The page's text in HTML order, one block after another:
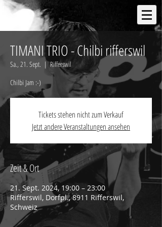
TIMANI TRIO - Chilbi rifferswil
Sa., 21. Sept.
  |
Rifferswil
Chilbi Jam :-)
Tickets stehen nicht zum Verkauf
Jetzt andere Veranstaltungen ansehen
Zeit & Ort
21. Sept. 2024, 19:00 – 23:00
Rifferswil, Dorfpl., 8911 Rifferswil,
Schweiz